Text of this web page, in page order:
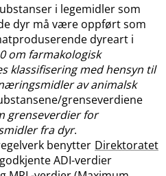
i legemidler som
dyr må være oppført som
dyreart i
om farmakologisk
klassifisering med hensyn til
av animalsk
​grenseverdiene
grenseverdier for
fra dyr.
benytter Direktoratet
godkjente ADI-verdier